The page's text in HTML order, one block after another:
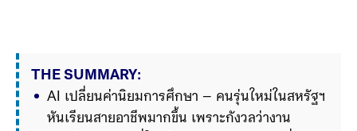
THE SUMMARY:
AI เปลี่ยนค่านิยมการศึกษา – คนรุ่นใหม่ในสหรัฐฯ
หันเรียนสายอาชีพมากขึ้น เพราะกังวลว่างาน